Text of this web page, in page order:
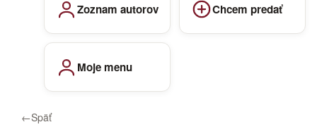
Zoznam autorov Chcem predať
Moje menu
←Späť